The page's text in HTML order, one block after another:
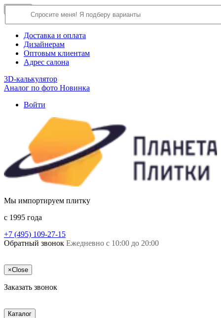
О компании
Доставка и оплата
Дизайнерам
Оптовым клиентам
Адрес салона
3D-калькулятор
Аналог по фото Новинка
Войти
Мы импортируем плитку
c 1995 года
+7 (495) 109-27-15
Обратный звонок Ежедневно с 10:00 до 20:00
×Close
Заказать звонок
Каталог